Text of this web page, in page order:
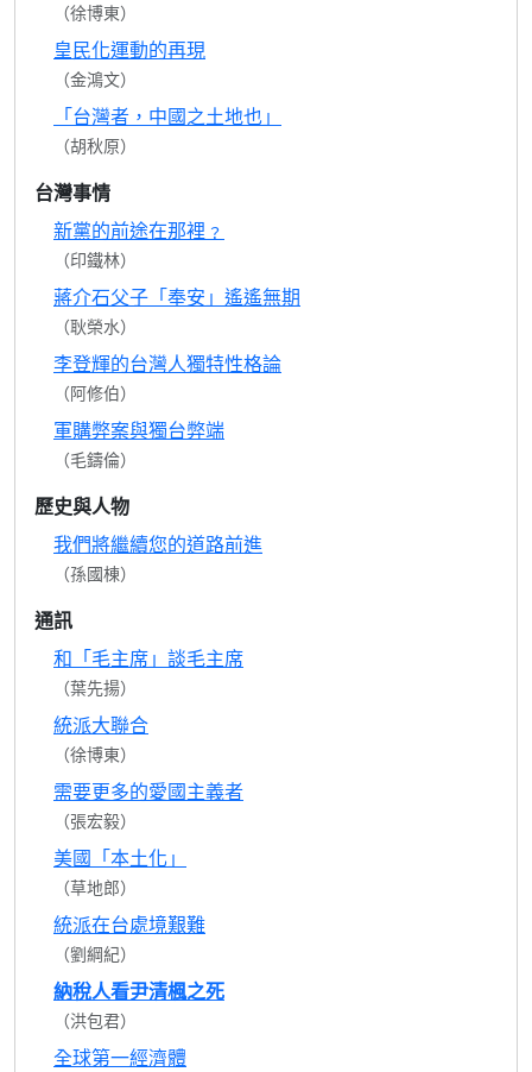
（徐博東）
皇民化運動的再現
（金鴻文）
「台灣者，中國之土地也」
（胡秋原）
台灣事情
新黨的前途在那裡﹖
（印鐵林）
蔣介石父子「奉安」遙遙無期
（耿榮水）
李登輝的台灣人獨特性格論
（阿修伯）
軍購弊案與獨台弊端
（毛鑄倫）
歷史與人物
我們將繼續您的道路前進
（孫國棟）
通訊
和「毛主席」談毛主席
（葉先揚）
統派大聯合
（徐博東）
需要更多的愛國主義者
（張宏毅）
美國「本土化」
（草地郎）
統派在台處境艱難
（劉綱紀）
納稅人看尹清楓之死
（洪包君）
全球第一經濟體